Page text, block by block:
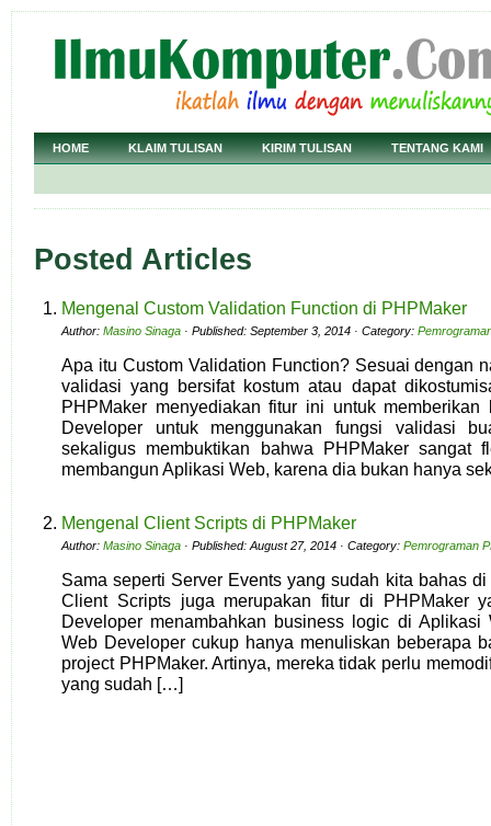
HOME KLAIM TULISAN KIRIM TULISAN TENTANG KAMI
Posted Articles
Mengenal Custom Validation Function di PHPMaker
Author: Masino Sinaga · Published: September 3, 2014 · Category:
Apa itu Custom Validation Function? Sesuai dengan
validasi yang bersifat kostum atau dapat
PHPMaker menyediakan fitur ini untuk memberikan
Developer untuk menggunakan fungsi validasi
sekaligus membuktikan bahwa PHPMaker sangat
membangun Aplikasi Web, karena dia bukan hanya
Mengenal Client Scripts di PHPMaker
Author: Masino Sinaga · Published: August 27, 2014 · Category: Pemrograman
Sama seperti Server Events yang sudah kita bahas
Client Scripts juga merupakan fitur di PHPMaker
Developer menambahkan business logic di Aplikasi
Web Developer cukup hanya menuliskan beberapa
project PHPMaker. Artinya, mereka tidak perlu
yang sudah […]